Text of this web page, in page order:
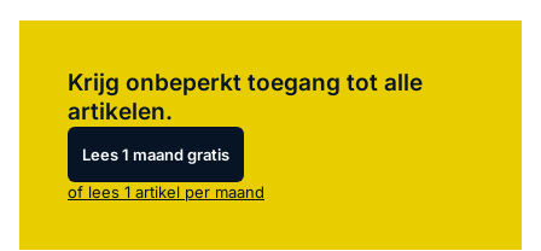
Krijg onbeperkt toegang tot alle
artikelen.
Lees 1 maand gratis
of lees 1 artikel per maand